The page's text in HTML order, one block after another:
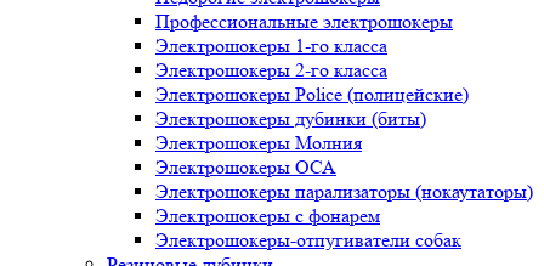
Профессиональные электрошокеры
Электрошокеры 1-го класса
Электрошокеры 2-го класса
Электрошокеры Police (полицейские)
Электрошокеры дубинки (биты)
Электрошокеры Молния
Электрошокеры ОСА
Электрошокеры парализаторы (нокаутаторы)
Электрошокеры с фонарем
Электрошокеры-отпугиватели собак